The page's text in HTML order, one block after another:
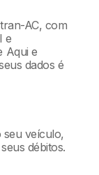
AC, com
e
Aqui e
dados é
seu veículo,
débitos.